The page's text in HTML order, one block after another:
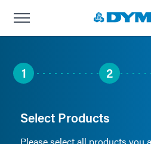
1 2
Select Products